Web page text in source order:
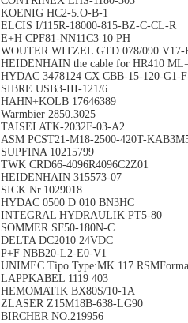
KOENIG HC2-5.O-B-1
ELCIS I/115R-18000-815-BZ-C-CL-R
E+H CPF81-NN11C3 10 PH
WOUTER WITZEL GTD 078/090 V17-
HEIDENHAIN the cable for HR410
HYDAC 3478124 CX CBB-15-120-G1-
SIBRE USB3-III-121/6
HAHN+KOLB 17646389
Warmbier 2850.3025
TAISEI ATK-2032F-03-A2
ASM PCST21-M18-2500-420T-
SUPFINA 10215799
TWK CRD66-4096R4096C2Z01
HEIDENHAIN 315573-07
SICK Nr.1029018
HYDAC 0500 D 010 BN3HC
INTEGRAL HYDRAULIK PT5-80
SOMMER SF50-180N-C
DELTA DC2010 24VDC
P+F NBB20-L2-E0-V1
UNIMEC Tipo Type:MK 117
LAPPKABEL 1119 403
HEMOMATIK BX80S/10-1A
ZLASER Z15M18B-638-LG90
BIRCHER NO.219956